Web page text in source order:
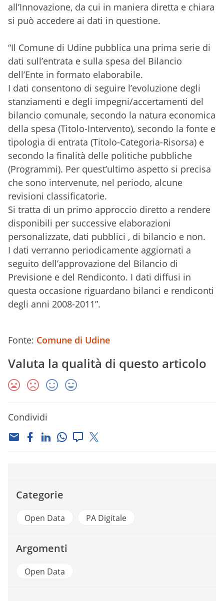
all’Innovazione, da cui in maniera diretta e chiara
si può accedere ai dati in questione.
“Il Comune di Udine pubblica una prima serie di
dati sull’entrata e sulla spesa del Bilancio
dell’Ente in formato elaborabile.
I dati consentono di seguire l’evoluzione degli
stanziamenti e degli impegni/accertamenti del
bilancio comunale, secondo la natura economica
della spesa (Titolo-Intervento), secondo la fonte e
tipologia di entrata (Titolo-Categoria-Risorsa) e
secondo la finalità delle politiche pubbliche
(Programmi). Per quest’ultimo aspetto si precisa
che sono intervenute, nel periodo, alcune
revisioni classificatorie.
Si tratta di un primo approccio diretto a rendere
disponibili per successive elaborazioni
personalizzate, dati pubblici , di bilancio e non.
I dati verranno periodicamente aggiornati a
seguito dell’approvazione del Bilancio di
Previsione e del Rendiconto. I dati diffusi in
questa occasione riguardano bilanci e rendiconti
degli anni 2008-2011”.
Fonte: Comune di Udine
Valuta la qualità di questo articolo
Condividi
Categorie
Open Data PA Digitale
Argomenti
Open Data